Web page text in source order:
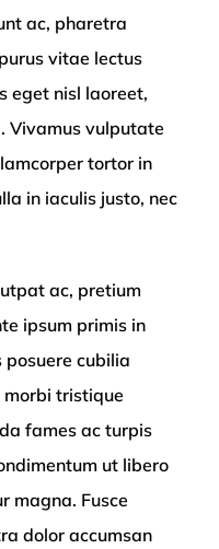
ac, pharetra
vitae lectus
eget nisl laoreet,
Vivamus vulputate
tortor in
in iaculis justo, nec
ac, pretium
ipsum primis in
cubilia
morbi tristique
fames ac turpis
ut libero
magna. Fusce
dolor accumsan